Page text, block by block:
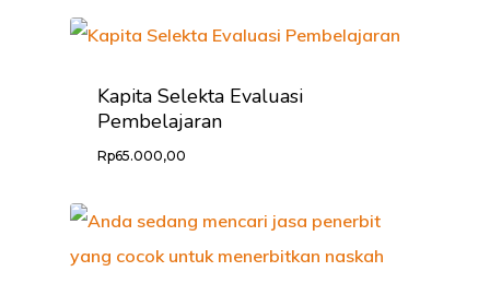
Kapita Selekta Evaluasi
Pembelajaran
Rp65.000,00
PROFILE
KABAR
PRODUK
KONTAK